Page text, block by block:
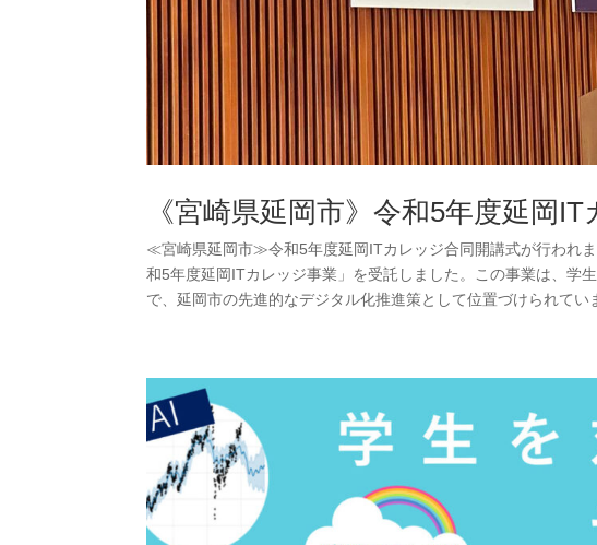
《宮崎県延岡市》令和5年度延岡
≪宮崎県延岡市≫令和5年度延岡ITカレッジ合同開講式が行われ
和5年度延岡ITカレッジ事業」を受託しました。この事業は、学
で、延岡市の先進的なデジタル化推進策として位置づけられてい